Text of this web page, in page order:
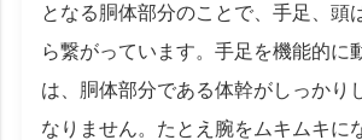
となる胴体部分のことで、手足、頭
ら繋がっています。手足を機能的に
は、胴体部分である体幹がしっかり
なりません。たとえ腕をムキムキに